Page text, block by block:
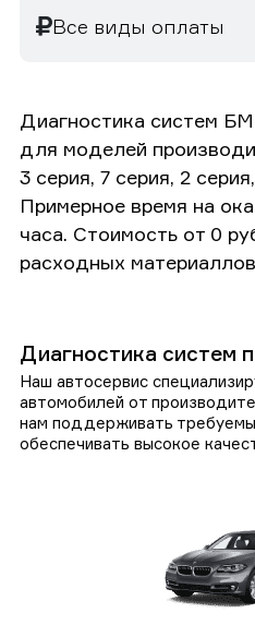
Все виды оплаты
Диагностика систем
для моделей
3 серия, 7 серия, 2
Примерное время на
часа. Стоимость от 0
расходных
Диагностика систем
Наш автосервис
автомобилей от
нам поддерживать
обеспечивать высокое